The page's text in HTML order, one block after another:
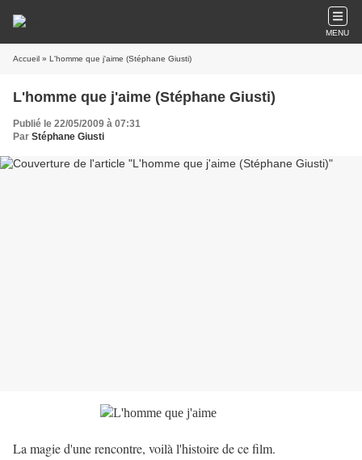
MENU
Accueil » L'homme que j'aime (Stéphane Giusti)
L'homme que j'aime (Stéphane Giusti)
Publié le 22/05/2009 à 07:31
Par Stéphane Giusti
La magie d'une rencontre, voilà l'histoire de ce film.